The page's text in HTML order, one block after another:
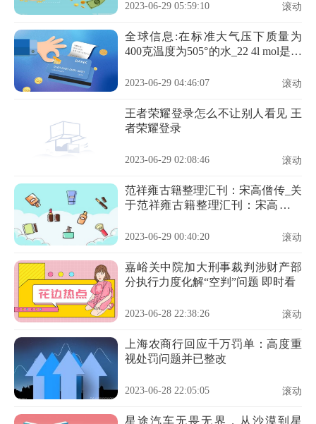
2023-06-29 05:59:10 滚动
全球信息:在标准大气压下质量为
400克温度为505°的水_22 4l mol是在
2023-06-29 04:46:07 滚动
王者荣耀登录怎么不让别人看见 王
者荣耀登录
2023-06-29 02:08:46 滚动
范祥雍古籍整理汇刊：宋高僧传_关
于范祥雍古籍整理汇刊：宋高僧传
2023-06-29 00:40:20 滚动
嘉峪关中院加大刑事裁判涉财产部
分执行力度化解“空判”问题 即时看
2023-06-28 22:38:26 滚动
上海农商行回应千万罚单：高度重
视处罚问题并已整改
2023-06-28 22:05:05 滚动
星途汽车无畏无界，从沙漠到星